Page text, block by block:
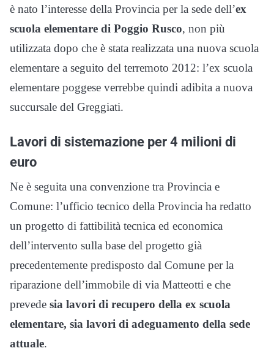
è nato l’interesse della Provincia per la sede dell’ex
scuola elementare di Poggio Rusco, non più
utilizzata dopo che è stata realizzata una nuova scuola
elementare a seguito del terremoto 2012: l’ex scuola
elementare poggese verrebbe quindi adibita a nuova
succursale del Greggiati.
Lavori di sistemazione per 4 milioni di
euro
Ne è seguita una convenzione tra Provincia e
Comune: l’ufficio tecnico della Provincia ha redatto
un progetto di fattibilità tecnica ed economica
dell’intervento sulla base del progetto già
precedentemente predisposto dal Comune per la
riparazione dell’immobile di via Matteotti e che
prevede sia lavori di recupero della ex scuola
elementare, sia lavori di adeguamento della sede
attuale.